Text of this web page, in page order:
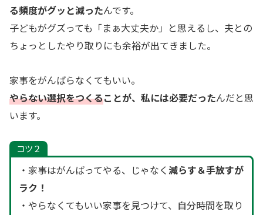
る頻度がグッと減ったんです。
子どもがグズっても「まぁ大丈夫か」と思えるし、夫との
ちょっとしたやり取りにも余裕が出てきました。
家事をがんばらなくてもいい。
やらない選択をつくることが、私には必要だったんだと思
います。
コツ２
・家事はがんばってやる、じゃなく 減らす＆手放すが
ラク！
・やらなくてもいい家事を見つけて、自分時間を取り